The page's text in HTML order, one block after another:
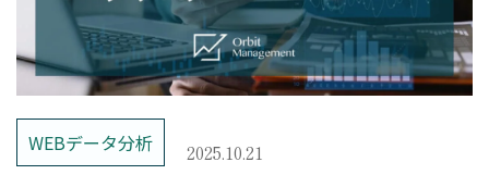
– SEO対策
– WEB広告
– ホームページ・LP制作
– レポーティング
WEBデータ分析
2025.10.21